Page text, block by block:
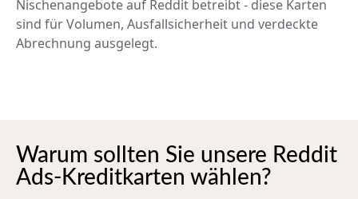
Nischenangebote auf Reddit betreibt - diese Karten
sind für Volumen, Ausfallsicherheit und verdeckte
Abrechnung ausgelegt.
Warum sollten Sie unsere Reddit
Ads-Kreditkarten wählen?